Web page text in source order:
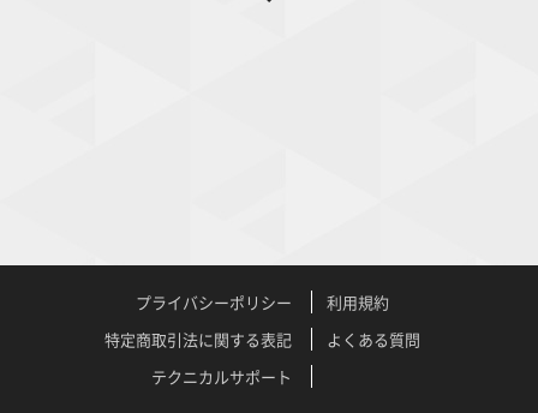
プライバシーポリシー
利用規約
特定商取引法に関する表記
よくある質問
テクニカルサポート